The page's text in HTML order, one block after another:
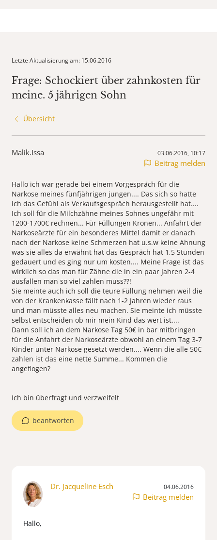
Letzte Aktualisierung am: 15.06.2016
Frage: Schockiert über zahnkosten für
meine. 5 jährigen Sohn
Übersicht
Malik.Issa 03.06.2016, 10:17
Beitrag melden
Hallo ich war gerade bei einem Vorgespräch für die
Narkose meines fünfjährigen jungen.... Das sich so hatte
ich das Gefühl als Verkaufsgespräch herausgestellt hat....
Ich soll für die Milchzähne meines Sohnes ungefähr mit
1200-1700€ rechnen... Für Füllungen Kronen... Anfahrt der
Narkoseärzte für ein besonderes Mittel damit er danach
nach der Narkose keine Schmerzen hat u.s.w keine Ahnung
was sie alles da erwähnt hat das Gespräch hat 1,5 Stunden
gedauert und es ging nur um kosten.... Meine Frage ist das
wirklich so das man für Zähne die in ein paar Jahren 2-4
ausfallen man so viel zahlen muss??!
Sie meinte auch ich soll die teure Füllung nehmen weil die
von der Krankenkasse fällt nach 1-2 Jahren wieder raus
und man müsste alles neu machen. Sie meinte ich müsste
selbst entscheiden ob mir mein Kind das wert ist....
Dann soll ich an dem Narkose Tag 50€ in bar mitbringen
für die Anfahrt der Narkoseärzte obwohl an einem Tag 3-7
Kinder unter Narkose gesetzt werden.... Wenn die alle 50€
zahlen ist das eine nette Summe... Kommen die
angeflogen?
Ich bin überfragt und verzweifelt
beantworten
Dr. Jacqueline Esch 04.06.2016
Beitrag melden
Hallo,